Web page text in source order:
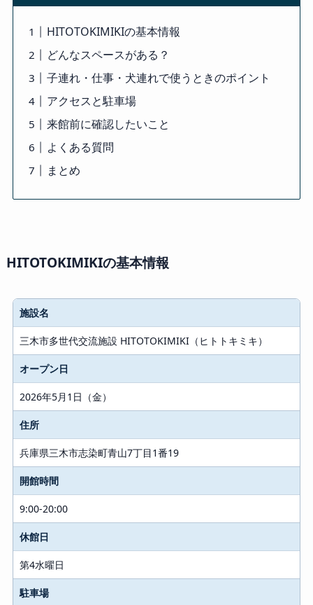
HITOTOKIMIKIの基本情報
どんなスペースがある？
子連れ・仕事・犬連れで使うときのポイント
アクセスと駐車場
来館前に確認したいこと
よくある質問
まとめ
HITOTOKIMIKIの基本情報
施設名
三木市多世代交流施設 HITOTOKIMIKI（ヒトトキミキ）
オープン日
2026年5月1日（金）
住所
兵庫県三木市志染町青山7丁目1番19
開館時間
9:00-20:00
休館日
第4水曜日
駐車場